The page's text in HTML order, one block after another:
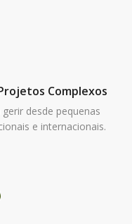
Complexos
desde pequenas
e internacionais.